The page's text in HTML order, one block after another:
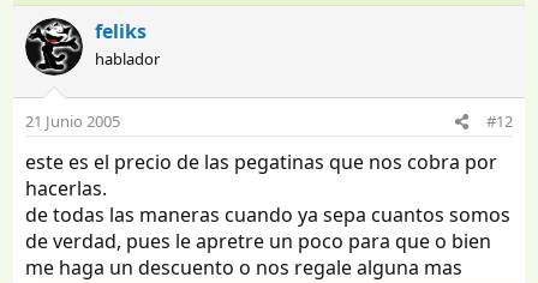
feliks
hablador
21 Junio 2005 #12
este es el precio de las pegatinas que nos cobra por
hacerlas.
de todas las maneras cuando ya sepa cuantos somos
de verdad, pues le apretre un poco para que o bien
me haga un descuento o nos regale alguna mas